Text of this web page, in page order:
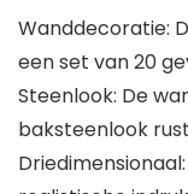
Wanddecoratie:
een set van 20
Steenlook: De
baksteenlook